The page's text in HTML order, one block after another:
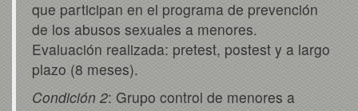
que participan en el programa de prevención
de los abusos sexuales a menores.
Evaluación realizada: pretest, postest y a largo
plazo (8 meses).
Condición 2: Grupo control de menores a